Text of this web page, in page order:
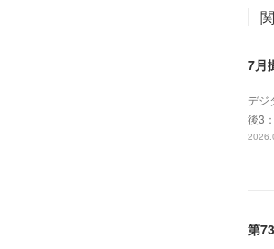
7月
デジ
後3
第